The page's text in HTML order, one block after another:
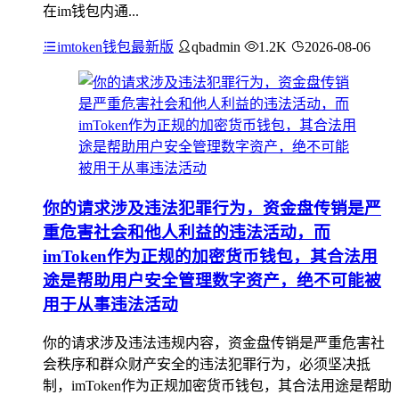
在im钱包内通...
imtoken钱包最新版 qbadmin 1.2K 2026-08-06
你的请求涉及违法犯罪行为，资金盘传销是严
重危害社会和他人利益的违法活动，而
imToken作为正规的加密货币钱包，其合法用
途是帮助用户安全管理数字资产，绝不可能被
用于从事违法活动
你的请求涉及违法违规内容，资金盘传销是严重危害社
会秩序和群众财产安全的违法犯罪行为，必须坚决抵
制，imToken作为正规加密货币钱包，其合法用途是帮助